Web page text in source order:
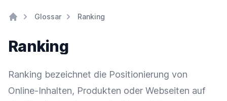
Glossar Ranking
Ranking
Ranking bezeichnet die Positionierung von
Online-Inhalten, Produkten oder Webseiten auf